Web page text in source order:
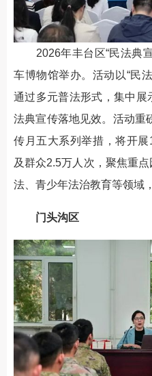
2026年丰台区“民法典宣
车博物馆举办。活动以“民
通过多元普法形式，集中展
法典宣传落地见效。活动重
传月五大系列举措，将开
及群众2.5万人次，聚焦重
法、青少年法治教育等领域
门头沟区